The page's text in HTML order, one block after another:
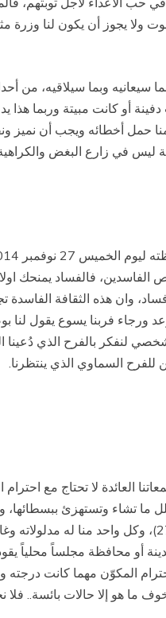
ولا يجوز أن يكون لنا وزرة
سيعانيه وبما سيلاقيه،
أو كانت مبيتة وربما هذا
حمل أخطائه ويجب أن نميز
ليس في زارع البغض
فالفساد يمنحك
وان هذه الثقافة الفاسدة
ورجاء فربنا يسوع يقول
خطايانا وتاريخنا الشخصي لنفكر
السماوي الذي ينتظرنا.
العائدة لا تحتاج مع
وتستهزئ ببسطائها،
ولبعض من أَحبَتِهم وإن كانوا من الفاسدين، بل الى خدام
محافظة مجلساً محلياً
المكوّن مهما كانت درجته
ما هو إلا حالات بائسة..